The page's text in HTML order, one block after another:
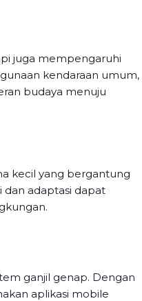
juga mempengaruhi
kendaraan umum,
budaya menuju
kecil yang bergantung
dan adaptasi dapat
ganjil genap. Dengan
aplikasi mobile